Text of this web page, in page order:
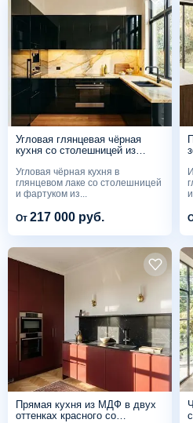
Угловая глянцевая чёрная
кухня со столешницей из
Угловая чёрная кухня в
глянцевом лаке со столешницей
и фартуком из...
От 217 000 руб.
Прямая кухня из МДФ в двух
оттенках красного со